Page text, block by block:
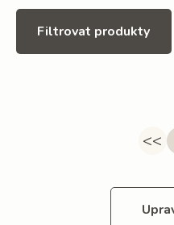
Filtrovat produkty
<<